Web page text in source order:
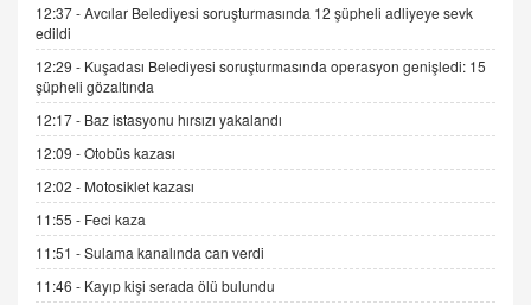
9.12.2025 10:11
İNCİ GÜL AKÖL
Trump Keşke Adana'yı da Ziyaret Etse...
06.07.2026 13:00
ADEM AKÖL
Esed Destekçilerinin Yüzüne Vurulan Şamar:
Sednaya
11.12.2024 12:30
12:37 -Avcılar Belediyesi soruşturmasında 12 şüpheli adliyeye sevk
edildi
12:29 - Kuşadası Belediyesi soruşturmasında operasyon genişledi: 15
şüpheli gözaltında
12:17 - Baz istasyonu hırsızı yakalandı
12:09 -Otobüs kazası
12:02 - Motosiklet kazası
11:55 - Feci kaza
11:51 -Sulama kanalında can verdi
11:46 - Kayıp kişi serada ölü bulundu